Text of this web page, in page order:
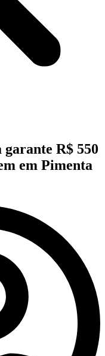
R$ 550
em Pimenta